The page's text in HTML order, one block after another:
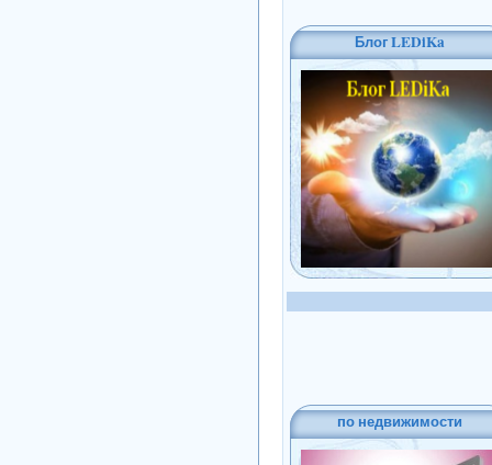
Блог LEDiKa
по недвижимости